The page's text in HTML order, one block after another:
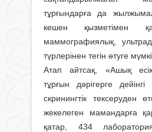
тұрғындарға да
кешен қызметiмен
маммографиялық,
түрлерінен тегін өтуге
Атап айтсақ, «Ашық
тұрғын дәрігерге
скринингтiк тексеруден
жекелеген мамандарға
қатар, 434